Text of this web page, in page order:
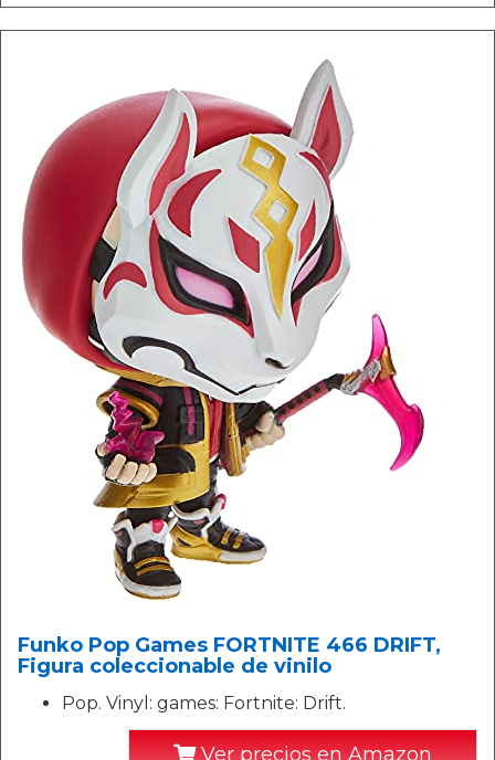
Funko Pop Games FORTNITE 466 DRIFT,
Figura coleccionable de vinilo
Pop. Vinyl: games: Fortnite: Drift.
Ver precios en Amazon